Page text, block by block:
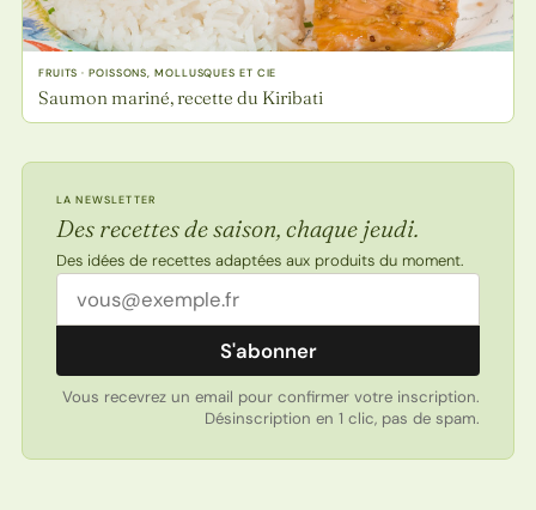
FRUITS · POISSONS, MOLLUSQUES ET CIE
Saumon mariné, recette du Kiribati
LA NEWSLETTER
Des recettes de saison, chaque jeudi.
Des idées de recettes adaptées aux produits du moment.
Adresse email
S'abonner
Vous recevrez un email pour confirmer votre inscription.
Désinscription en 1 clic, pas de spam.